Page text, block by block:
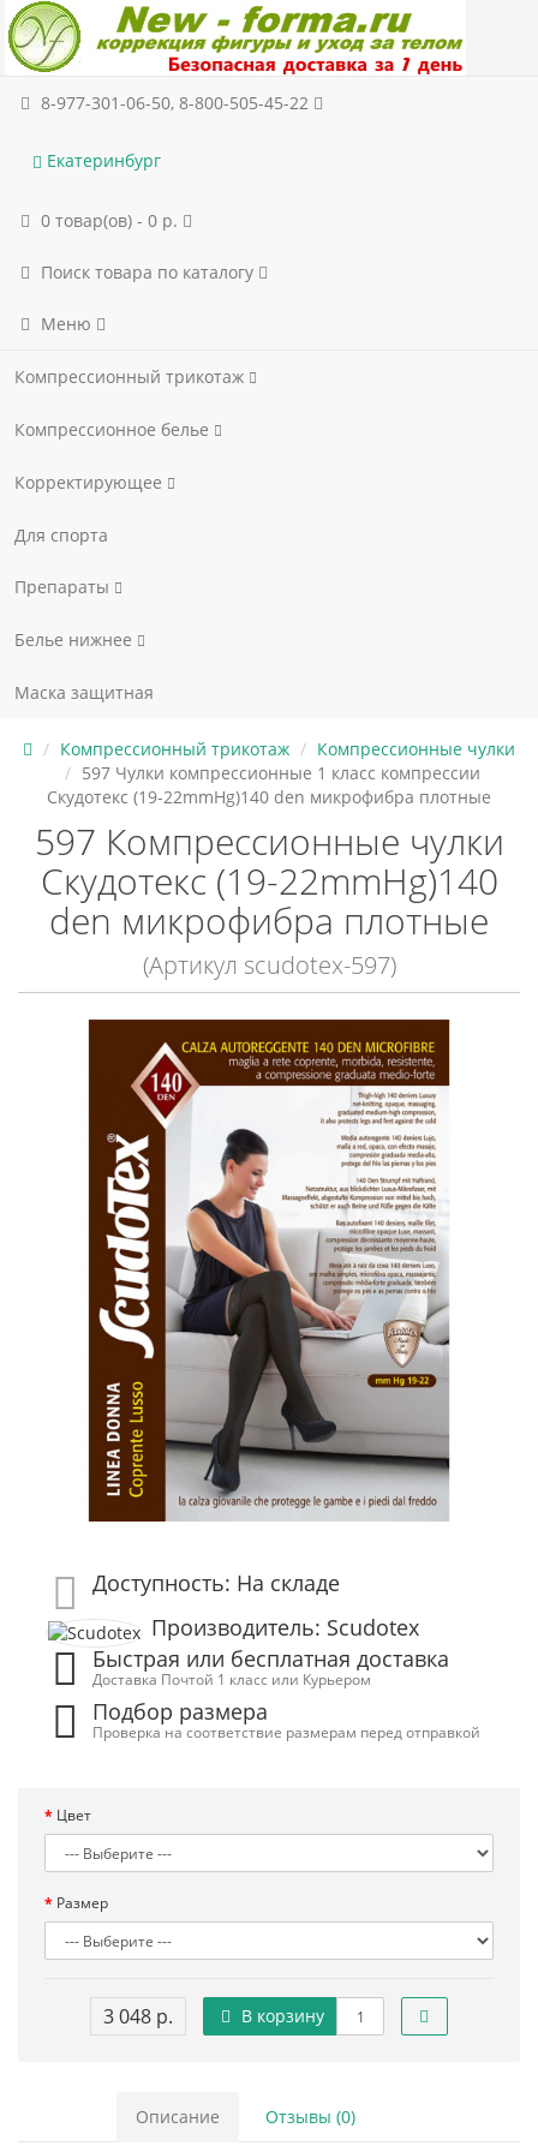
8-977-301-06-50, 8-800-505-45-22
Екатеринбург
0 товар(ов) - 0 р.
Поиск товара по каталогу
Меню
Компрессионный трикотаж
Компрессионное белье
Корректирующее
Для спорта
Препараты
Белье нижнее
Маска защитная
Компрессионный трикотаж
Компрессионные чулки
597 Чулки компрессионные 1 класс компрессии
Скудотекс (19-22mmHg)140 den микрофибра плотные
597 Компрессионные чулки
Скудотекс (19-22mmHg)140
den микрофибра плотные
(Артикул scudotex-597)
Доступность: На складе
Производитель: Scudotex
Быстрая или бесплатная доставка
Доставка Почтой 1 класс или Курьером
Подбор размера
Проверка на соответствие размерам перед отправкой
Цвет
Размер
3 048 р. В корзину
Описание Отзывы (0)